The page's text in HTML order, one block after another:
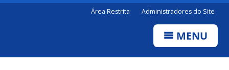
Área Restrita Administradores do Site
MENU